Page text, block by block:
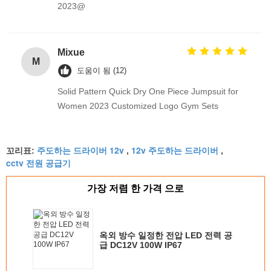
2023@
M
Mixue
도움이 됨 (12)
Solid Pattern Quick Dry One Piece Jumpsuit for
Women 2023 Customized Logo Gym Sets
꼬리표: 주도하는 드라이버 12v , 12v 주도하는 드라이버 ,
cctv 전원 공급기
가장 저렴 한 가격 으로
옥외 방수 일정한 전압 LED 전력 공
급 DC12V 100W IP67